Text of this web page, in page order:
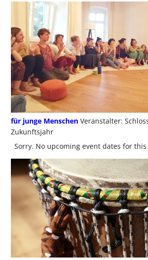
für junge Menschen Veranstalter:
Zukunftsjahr
Sorry. No upcoming event dates for this